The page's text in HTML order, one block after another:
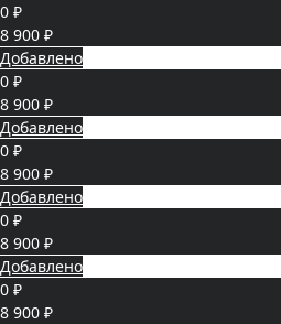
0 ₽
8 900 ₽
Добавлено
0 ₽
8 900 ₽
Добавлено
0 ₽
8 900 ₽
Добавлено
0 ₽
8 900 ₽
Добавлено
0 ₽
8 900 ₽